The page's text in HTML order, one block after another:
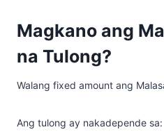
Magkano ang
na Tulong?
Walang fixed amount ang
Ang tulong ay nakadepende sa: